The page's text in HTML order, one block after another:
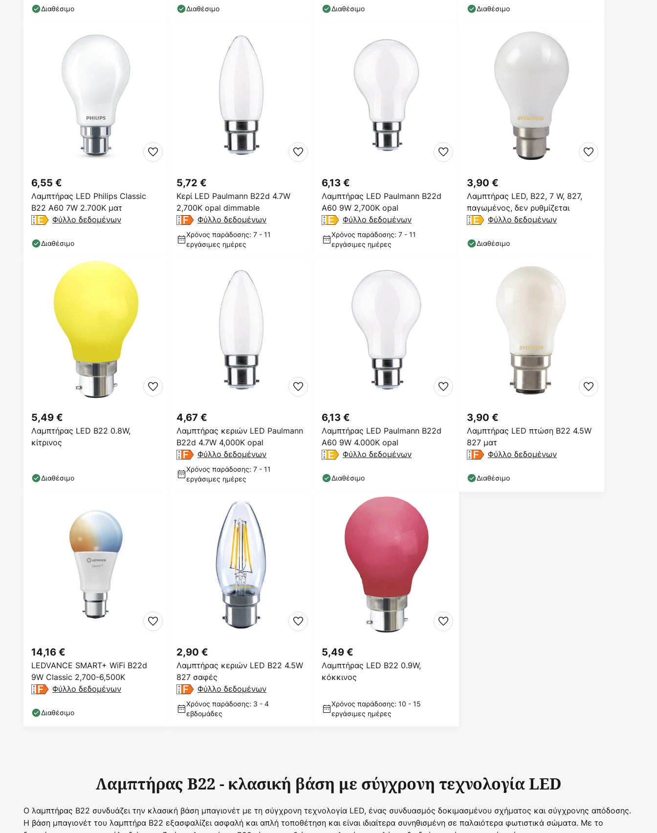
Διαθέσιμο Διαθέσιμο Διαθέσιμο Διαθέσιμο
Λαμπτήρας LED Philips Classic
B22 A60 7W 2.700K ματ
6,55 €
Φύλλο δεδομένων
Διαθέσιμο
Κερί LED Paulmann B22d 4.7W
2,700K opal dimmable
5,72 €
Φύλλο δεδομένων
Χρόνος παράδοσης: 7 - 11
εργάσιμες ημέρες
Λαμπτήρας LED Paulmann B22d
A60 9W 2,700K opal
6,13 €
Φύλλο δεδομένων
Χρόνος παράδοσης: 7 - 11
εργάσιμες ημέρες
Λαμπτήρας LED, B22, 7 W, 827,
παγωμένος, δεν ρυθμίζεται
3,90 €
Φύλλο δεδομένων
Διαθέσιμο
Λαμπτήρας LED B22 0.8W,
κίτρινος
5,49 €
Διαθέσιμο
Λαμπτήρας κεριών LED Paulmann
B22d 4.7W 4,000K opal
4,67 €
Φύλλο δεδομένων
Χρόνος παράδοσης: 7 - 11
εργάσιμες ημέρες
Λαμπτήρας LED Paulmann B22d
A60 9W 4.000K opal
6,13 €
Φύλλο δεδομένων
Διαθέσιμο
Λαμπτήρας LED πτώση B22 4.5W
827 ματ
3,90 €
Φύλλο δεδομένων
Διαθέσιμο
LEDVANCE SMART+ WiFi B22d
9W Classic 2,700-6,500K
14,16 €
Φύλλο δεδομένων
Διαθέσιμο
Λαμπτήρας κεριών LED B22 4.5W
827 σαφές
2,90 €
Φύλλο δεδομένων
Χρόνος παράδοσης: 3 - 4
εβδομάδες
Λαμπτήρας LED B22 0.9W,
κόκκινος
5,49 €
Χρόνος παράδοσης: 10 - 15
εργάσιμες ημέρες
Λαμπτήρας B22 - κλασική βάση με σύγχρονη τεχνολογία LED
Ο λαμπτήρας B22 συνδυάζει την κλασική βάση μπαγιονέτ με τη σύγχρονη τεχνολογία LED, ένας συνδυασμός δοκιμασμένου σχήματος και σύγχρονης απόδοσης.
Η βάση μπαγιονέτ του λαμπτήρα B22 εξασφαλίζει ασφαλή και απλή τοποθέτηση και είναι ιδιαίτερα συνηθισμένη σε παλαιότερα φωτιστικά σώματα. Με το